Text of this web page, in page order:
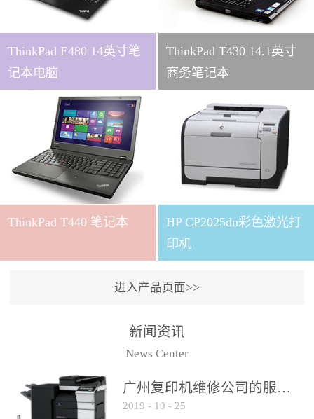
ThinkPad E480 14英寸笔
记本电脑
ThinkPad T430 14.1英寸
商务笔记本
ThinkPad T440 笔记本
HP CP2025dn彩色激光打
印机
进入产品页面>>
新闻资讯
News Center
广州复印机维修公司的服务如何?
2019 - 10 - 25